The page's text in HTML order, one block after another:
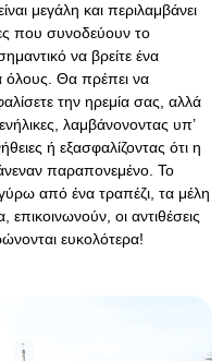
μεγάλη και περιλαμβάνει
που συνοδεύουν το
να βρείτε ένα
όλους. Θα πρέπει να
την ηρεμία σας, αλλά
λαμβάνονοντας υπ’
ή εξασφαλίζοντας ότι η
παραπονεμένο. Το
από ένα τραπέζι, τα μέλη
επικοινωνούν, οι αντιθέσεις
ευκολότερα!